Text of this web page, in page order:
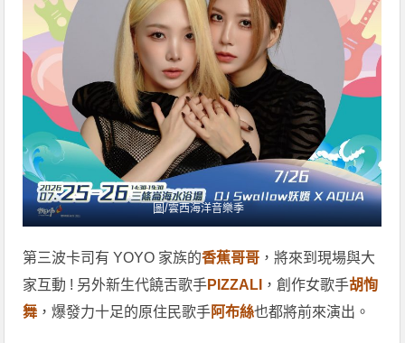
圖/雲西海洋音樂季
第三波卡司有 YOYO 家族的香蕉哥哥 ，將來到現場與大
家互動 ! 另外新生代饒舌歌手PIZZALI ，創作女歌手胡恂
舞 ，爆發力十足的原住民歌手阿布絲也都將前來演出。